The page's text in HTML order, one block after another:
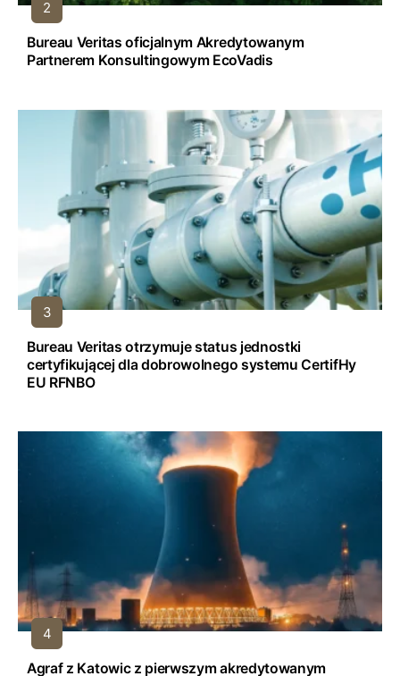
Bureau Veritas oficjalnym Akredytowanym
Partnerem Konsultingowym EcoVadis
Bureau Veritas otrzymuje status jednostki
certyfikującej dla dobrowolnego systemu CertifHy
EU RFNBO
Agraf z Katowic z pierwszym akredytowanym